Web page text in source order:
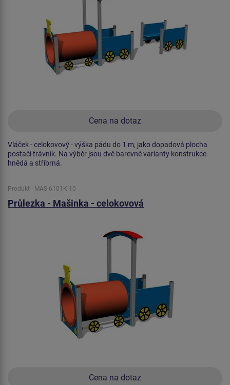
Cena na dotaz
Vláček - celokovový - výška pádu do 1 m, jako dopadová plocha
postačí trávník. Na výběr jsou dvě barevné varianty konstrukce
hnědá a stříbrná.
Produkt - MAS-6101K-10
Průlezka - Mašinka - celokovová
Cena na dotaz